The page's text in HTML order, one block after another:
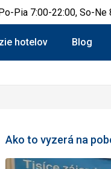
Pia 7:00-22:00, So-Ne
hotelov Blog
Ako to vyzerá na